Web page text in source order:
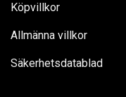
Köpvillkor
Allmänna villkor
Säkerhetsdatablad